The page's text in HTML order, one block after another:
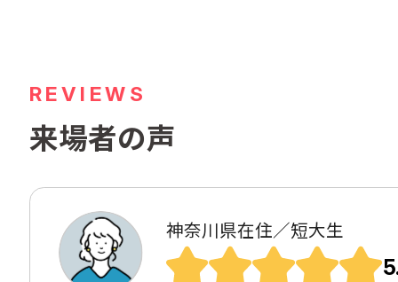
REVIEWS
来場者の声
神奈川県在住／短大生